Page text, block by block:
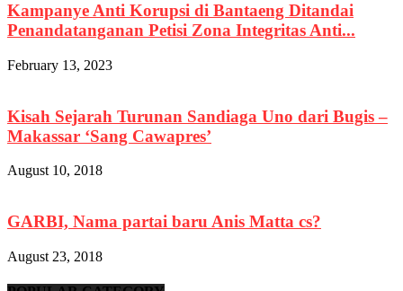
Kampanye Anti Korupsi di Bantaeng Ditandai
Penandatanganan Petisi Zona Integritas Anti...
February 13, 2023
Kisah Sejarah Turunan Sandiaga Uno dari Bugis –
Makassar ‘Sang Cawapres’
August 10, 2018
GARBI, Nama partai baru Anis Matta cs?
August 23, 2018